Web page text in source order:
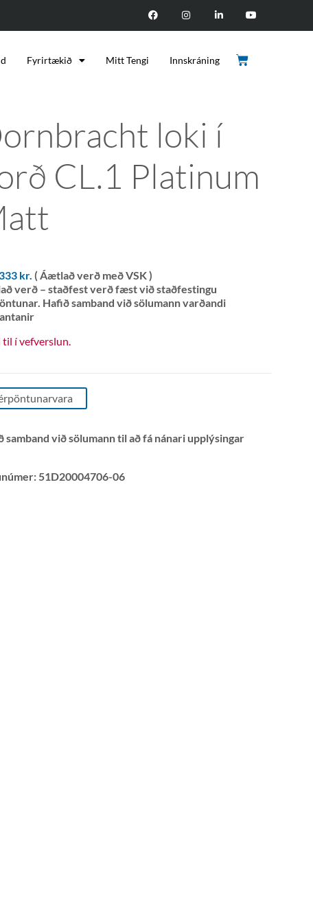
Fyrirtækið Mitt Tengi Innskráning
loki í
CL.1 Platinum
kr. ( Áætlað verð með VSK )
verð – staðfest verð fæst við staðfestingu
Hafið samband við sölumann varðandi
til í vefverslun.
samband við sölumann til að fá nánari upplýsingar
51D20004706-06